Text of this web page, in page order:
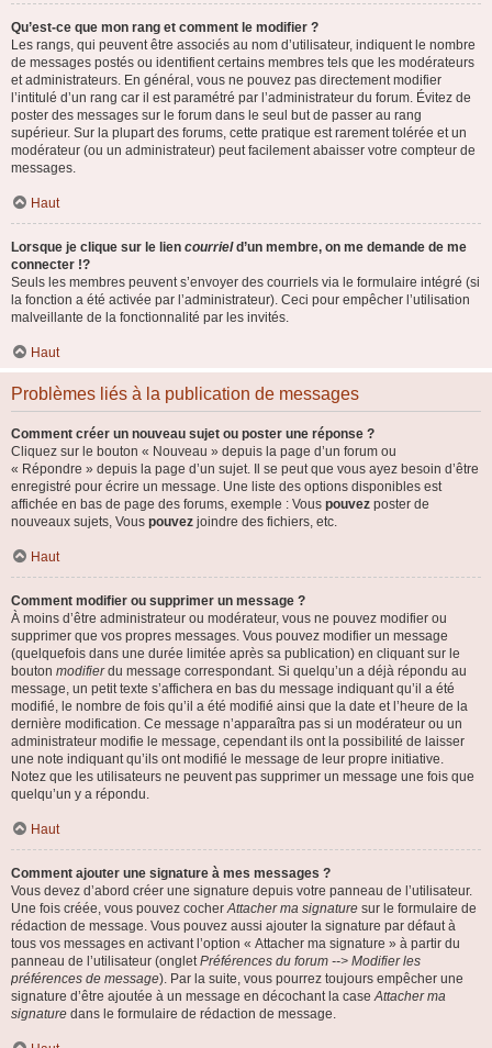
Qu’est-ce que mon rang et comment le modifier ?
Les rangs, qui peuvent être associés au nom d’utilisateur, indiquent le nombre
de messages postés ou identifient certains membres tels que les modérateurs
et administrateurs. En général, vous ne pouvez pas directement modifier
l’intitulé d’un rang car il est paramétré par l’administrateur du forum. Évitez de
poster des messages sur le forum dans le seul but de passer au rang
supérieur. Sur la plupart des forums, cette pratique est rarement tolérée et un
modérateur (ou un administrateur) peut facilement abaisser votre compteur de
messages.
Haut
Lorsque je clique sur le lien courrield’un membre, on me demande de me
connecter !?
Seuls les membres peuvent s’envoyer des courriels via le formulaire intégré (si
la fonction a été activée par l’administrateur). Ceci pour empêcher l’utilisation
malveillante de la fonctionnalité par les invités.
Haut
Problèmes liés à la publication de messages
Comment créer un nouveau sujet ou poster une réponse ?
Cliquez sur le bouton « Nouveau » depuis la page d’un forum ou
« Répondre » depuis la page d’un sujet. Il se peut que vous ayez besoin d’être
enregistré pour écrire un message. Une liste des options disponibles est
affichée en bas de page des forums, exemple : Vous pouvez poster de
nouveaux sujets, Vous pouvez joindre des fichiers, etc.
Haut
Comment modifier ou supprimer un message ?
À moins d’être administrateur ou modérateur, vous ne pouvez modifier ou
supprimer que vos propres messages. Vous pouvez modifier un message
(quelquefois dans une durée limitée après sa publication) en cliquant sur le
bouton modifierdu message correspondant. Si quelqu’un a déjà répondu au
message, un petit texte s’affichera en bas du message indiquant qu’il a été
modifié, le nombre de fois qu’il a été modifié ainsi que la date et l’heure de la
dernière modification. Ce message n’apparaîtra pas si un modérateur ou un
administrateur modifie le message, cependant ils ont la possibilité de laisser
une note indiquant qu’ils ont modifié le message de leur propre initiative.
Notez que les utilisateurs ne peuvent pas supprimer un message une fois que
quelqu’un y a répondu.
Haut
Comment ajouter une signature à mes messages ?
Vous devez d’abord créer une signature depuis votre panneau de l’utilisateur.
Une fois créée, vous pouvez cocherAttacher ma signature sur le formulaire de
rédaction de message. Vous pouvez aussi ajouter la signature par défaut à
tous vos messages en activant l’option « Attacher ma signature » à partir du
panneau de l’utilisateur (ongletPréférences du forum --> Modifier les
préférences de message). Par la suite, vous pourrez toujours empêcher une
signature d’être ajoutée à un message en décochant la caseAttacher ma
signature dans le formulaire de rédaction de message.